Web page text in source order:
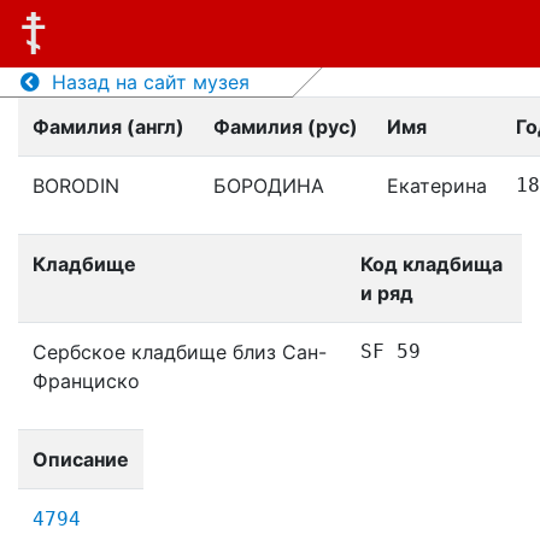
Назад на сайт музея
Фамилия (англ)
Фамилия (рус) Имя
BORODIN БОРОДИНА Екатерина
Кладбище
Код кладбища
и ряд
Сербское кладбище близ Сан-
Франциско
SF 59
Описание
4794